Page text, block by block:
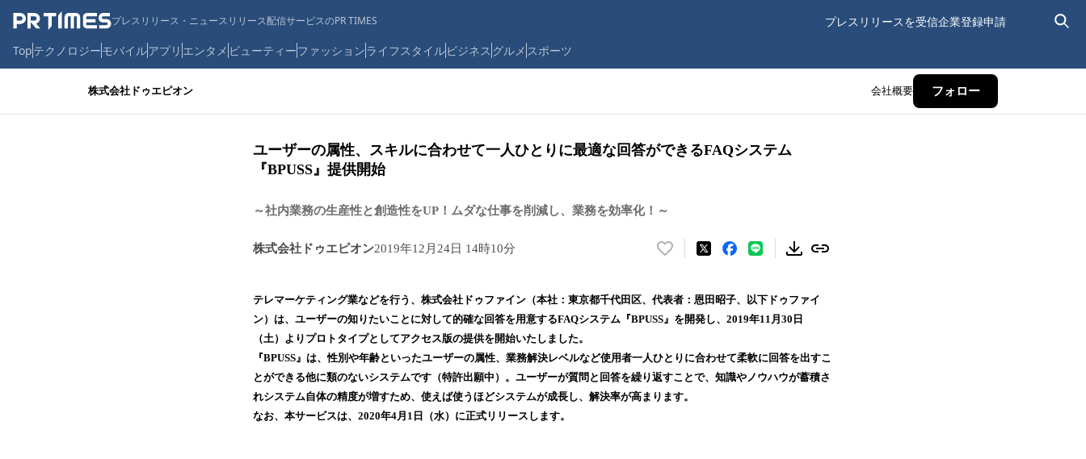
プレスリリース・ニュースリリース配信サービスのPR TIMES プレスリリースを受信企業登録申請
Topテクノロジーモバイルアプリ エンタメ ビューティーファッションライフスタイルビジネス グルメ スポーツ
株式会社ドゥエピオン 会社概要 フォロー
ユーザーの属性、スキルに合わせて一人ひとりに最適な回答ができるFAQシステム
『BPUSS』提供開始
～社内業務の生産性と創造性をUP！ムダな仕事を削減し、業務を効率化！～
株式会社ドゥエピオン2019年12月24日 14時10分
い
！
数
読
み
込
テレマーケティング業などを行う、株式会社ドゥファイン（本社：東京都千代田区、代表者：恩田昭子、以下ドゥファイ
ン）は、ユーザーの知りたいことに対して的確な回答を用意するFAQシステム『BPUSS』を開発し、2019年11月30日
（土）よりプロトタイプとしてアクセス版の提供を開始いたしました。
『BPUSS』は、性別や年齢といったユーザーの属性、業務解決レベルなど使用者一人ひとりに合わせて柔軟に回答を出すこ
とができる他に類のないシステムです（特許出願中）。ユーザーが質問と回答を繰り返すことで、知識やノウハウが蓄積さ
れシステム自体の精度が増すため、使えば使うほどシステムが成長し、解決率が高まります。
なお、本サービスは、2020年4月1日（水）に正式リリースします。